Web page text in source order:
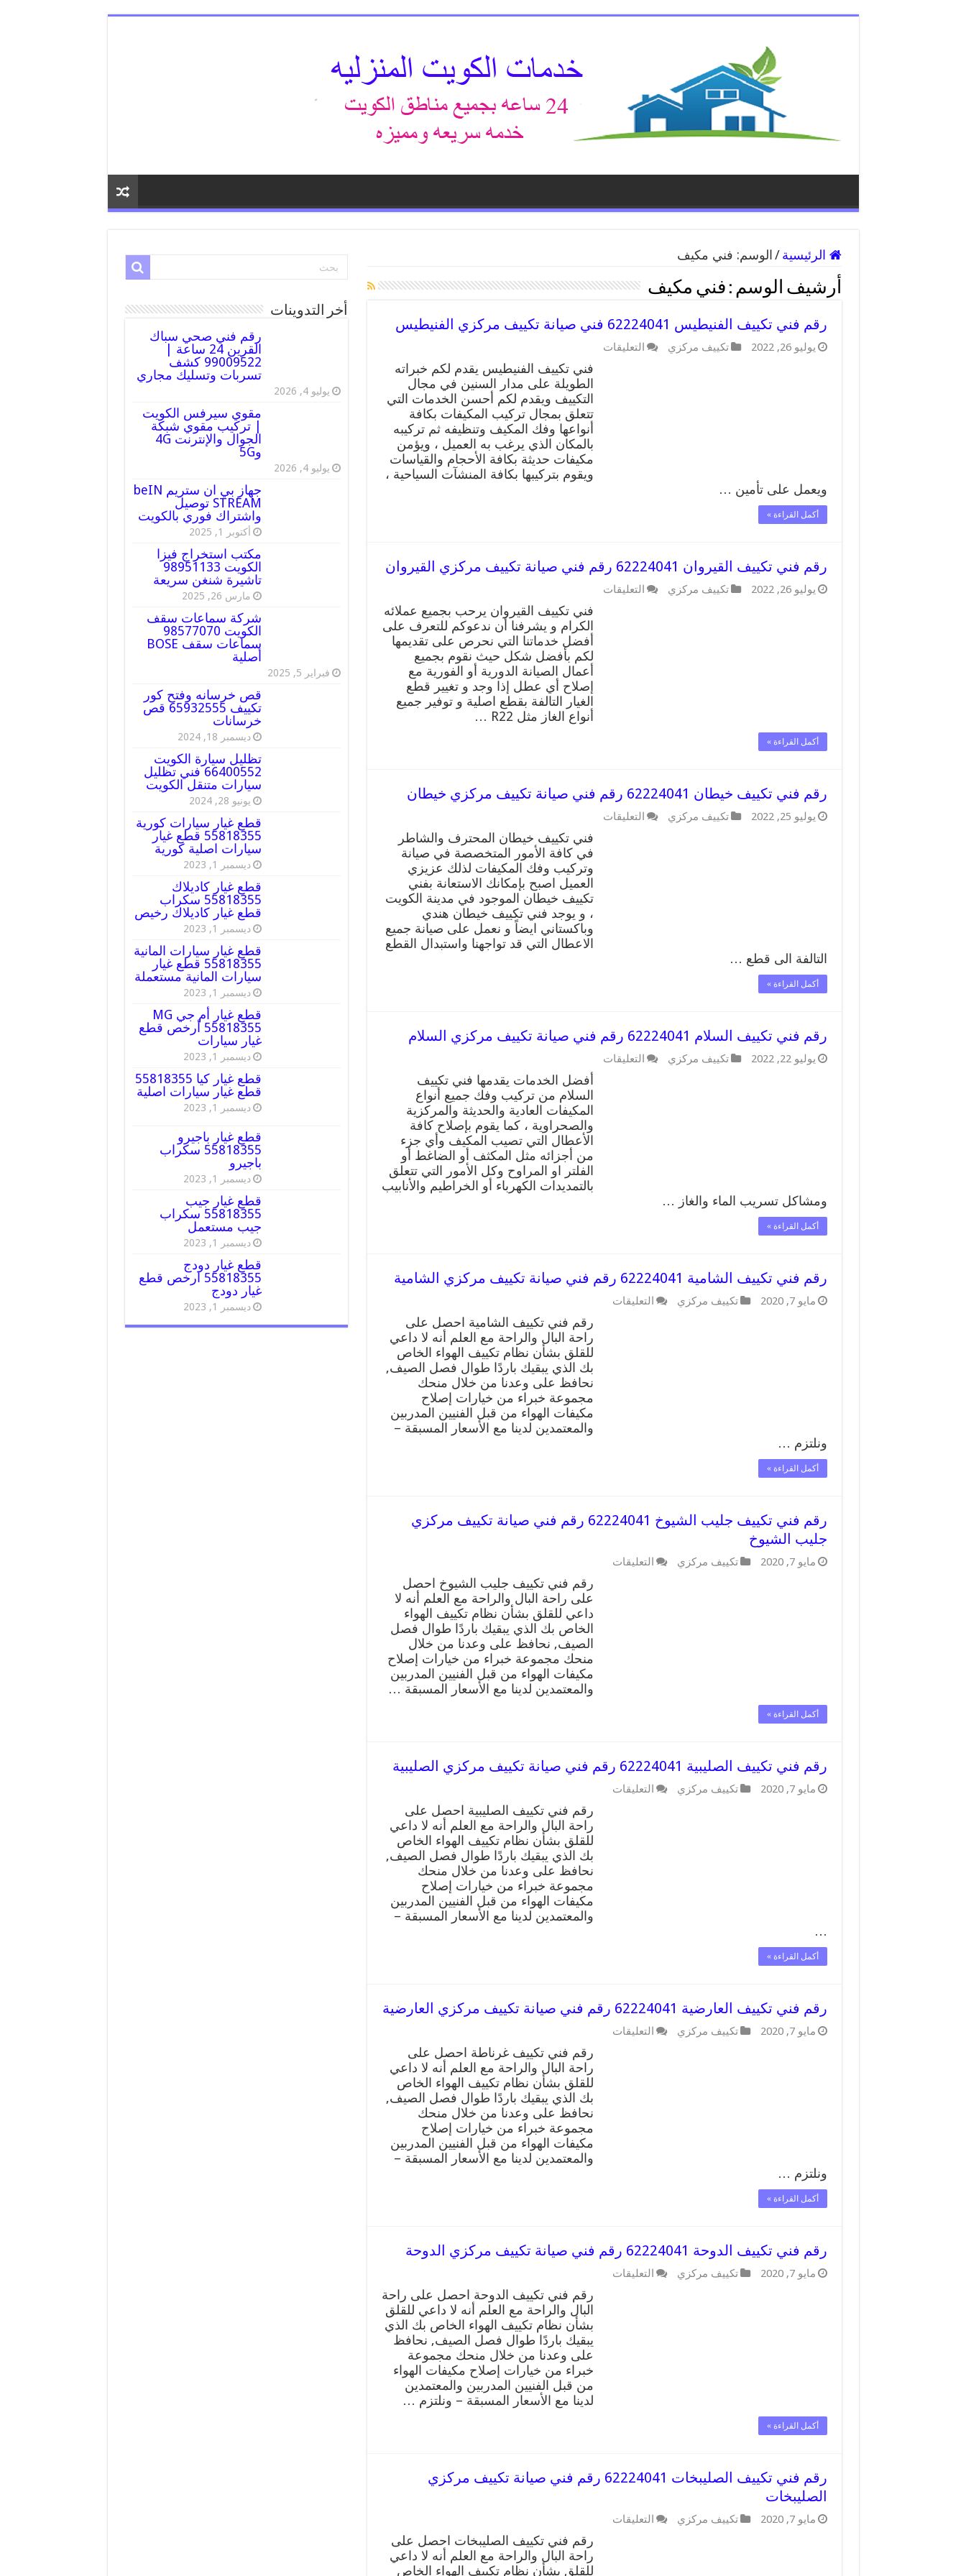
الرئيسية / الوسم: فني مكيف
أرشيف الوسم : فني مكيف
رقم فني تكييف الفنيطيس 62224041 فني صيانة تكييف مركزي الفنيطيس
يوليو 26, 2022 تكييف مركزي التعليقات
فني تكييف الفنيطيس يقدم لكم خبراته
الطويلة على مدار السنين في مجال
التكييف ويقدم لكم أحسن الخدمات التي
تتعلق بمجال تركيب المكيفات بكافة
أنواعها وفك المكيف وتنظيفه ثم تركيبه
بالمكان الذي يرغب به العميل ، ويؤمن
مكيفات حديثة بكافة الأحجام والقياسات
ويقوم بتركيبها بكافة المنشآت السياحية ،
ويعمل على تأمين …
أكمل القراءة »
رقم فني تكييف القيروان 62224041 رقم فني صيانة تكييف مركزي القيروان
يوليو 26, 2022 تكييف مركزي التعليقات
فني تكييف القيروان يرحب بجميع عملائه
الكرام و يشرفنا أن ندعوكم للتعرف على
أفضل خدماتنا التي نحرص على تقديمها
لكم بأفضل شكل حيث نقوم بجميع
أعمال الصيانة الدورية أو الفورية مع
إصلاح أي عطل إذا وجد و تغيير قطع
الغيار التالفة بقطع اصلية و توفير جميع
أنواع الغاز مثل R22 …
أكمل القراءة »
رقم فني تكييف خيطان 62224041 رقم فني صيانة تكييف مركزي خيطان
يوليو 25, 2022 تكييف مركزي التعليقات
فني تكييف خيطان المحترف والشاطر
في كافة الأمور المتخصصة في صيانة
وتركيب وفك المكيفات لذلك عزيزي
العميل اصبح بإمكانك الاستعانة بفني
تكييف خيطان الموجود في مدينة الكويت
، و يوجد فني تكييف خيطان هندي
وباكستاني ايضاً و نعمل على صيانة جميع
الاعطال التي قد تواجهنا واستبدال القطع
التالفة الى قطع …
أكمل القراءة »
رقم فني تكييف السلام 62224041 رقم فني صيانة تكييف مركزي السلام
يوليو 22, 2022 تكييف مركزي التعليقات
أفضل الخدمات يقدمها فني تكييف
السلام من تركيب وفك جميع أنواع
المكيفات العادية والحديثة والمركزية
والصحراوية ، كما يقوم بإصلاح كافة
الأعطال التي تصيب المكيف وأي جزء
من أجزائه مثل المكثف أو الضاغط أو
الفلتر او المراوح وكل الأمور التي تتعلق
بالتمديدات الكهرباء أو الخراطيم والأنابيب
ومشاكل تسريب الماء والغاز …
أكمل القراءة »
رقم فني تكييف الشامية 62224041 رقم فني صيانة تكييف مركزي الشامية
مايو 7, 2020 تكييف مركزي التعليقات
رقم فني تكييف الشامية احصل على
راحة البال والراحة مع العلم أنه لا داعي
للقلق بشأن نظام تكييف الهواء الخاص
بك الذي يبقيك باردًا طوال فصل الصيف,
نحافظ على وعدنا من خلال منحك
مجموعة خبراء من خيارات إصلاح
مكيفات الهواء من قبل الفنيين المدربين
والمعتمدين لدينا مع الأسعار المسبقة –
ونلتزم …
أكمل القراءة »
رقم فني تكييف جليب الشيوخ 62224041 رقم فني صيانة تكييف مركزي
جليب الشيوخ
مايو 7, 2020 تكييف مركزي التعليقات
رقم فني تكييف جليب الشيوخ احصل
على راحة البال والراحة مع العلم أنه لا
داعي للقلق بشأن نظام تكييف الهواء
الخاص بك الذي يبقيك باردًا طوال فصل
الصيف, نحافظ على وعدنا من خلال
منحك مجموعة خبراء من خيارات إصلاح
مكيفات الهواء من قبل الفنيين المدربين
والمعتمدين لدينا مع الأسعار المسبقة …
أكمل القراءة »
رقم فني تكييف الصليبية 62224041 رقم فني صيانة تكييف مركزي الصليبية
مايو 7, 2020 تكييف مركزي التعليقات
رقم فني تكييف الصليبية احصل على
راحة البال والراحة مع العلم أنه لا داعي
للقلق بشأن نظام تكييف الهواء الخاص
بك الذي يبقيك باردًا طوال فصل الصيف,
نحافظ على وعدنا من خلال منحك
مجموعة خبراء من خيارات إصلاح
مكيفات الهواء من قبل الفنيين المدربين
والمعتمدين لدينا مع الأسعار المسبقة –
…
أكمل القراءة »
رقم فني تكييف العارضية 62224041 رقم فني صيانة تكييف مركزي العارضية
مايو 7, 2020 تكييف مركزي التعليقات
رقم فني تكييف غرناطة احصل على
راحة البال والراحة مع العلم أنه لا داعي
للقلق بشأن نظام تكييف الهواء الخاص
بك الذي يبقيك باردًا طوال فصل الصيف,
نحافظ على وعدنا من خلال منحك
مجموعة خبراء من خيارات إصلاح
مكيفات الهواء من قبل الفنيين المدربين
والمعتمدين لدينا مع الأسعار المسبقة –
ونلتزم …
أكمل القراءة »
رقم فني تكييف الدوحة 62224041 رقم فني صيانة تكييف مركزي الدوحة
مايو 7, 2020 تكييف مركزي التعليقات
رقم فني تكييف الدوحة احصل على راحة
البال والراحة مع العلم أنه لا داعي للقلق
بشأن نظام تكييف الهواء الخاص بك الذي
يبقيك باردًا طوال فصل الصيف, نحافظ
على وعدنا من خلال منحك مجموعة
خبراء من خيارات إصلاح مكيفات الهواء
من قبل الفنيين المدربين والمعتمدين
لدينا مع الأسعار المسبقة – ونلتزم …
أكمل القراءة »
رقم فني تكييف الصليبخات 62224041 رقم فني صيانة تكييف مركزي
الصليبخات
مايو 7, 2020 تكييف مركزي التعليقات
رقم فني تكييف الصليبخات احصل على
راحة البال والراحة مع العلم أنه لا داعي
للقلق بشأن نظام تكييف الهواء الخاص
أخر التدوينات
رقم فني صحي سباك
القرين 24 ساعة |
99009522 كشف
تسربات وتسليك مجاري
يوليو 4, 2026
مقوي سيرفس الكويت
| تركيب مقوي شبكة
الجوال والإنترنت 4G
و5G
يوليو 4, 2026
جهاز بي ان ستريم beIN
STREAM توصيل
واشتراك فوري بالكويت
أكتوبر 1, 2025
مكتب استخراج فيزا
الكويت 98951133
تاشيرة شنغن سريعة
مارس 26, 2025
شركة سماعات سقف
الكويت 98577070
سماعات سقف BOSE
أصلية
فبراير 5, 2025
قص خرسانه وفتح كور
تكييف 65932555 قص
خرسانات
ديسمبر 18, 2024
تظليل سيارة الكويت
66400552 فني تظليل
سيارات متنقل الكويت
يونيو 28, 2024
قطع غيار سيارات كورية
55818355 قطع غيار
سيارات اصلية كورية
ديسمبر 1, 2023
قطع غيار كاديلاك
55818355 سكراب
قطع غيار كاديلاك رخيص
ديسمبر 1, 2023
قطع غيار سيارات المانية
55818355 قطع غيار
سيارات المانية مستعملة
ديسمبر 1, 2023
قطع غيار أم جي MG
55818355 أرخص قطع
غيار سيارات
ديسمبر 1, 2023
قطع غيار كيا 55818355
قطع غيار سيارات اصلية
ديسمبر 1, 2023
قطع غيار باجيرو
55818355 سكراب
باجيرو
ديسمبر 1, 2023
قطع غيار جيب
55818355 سكراب
جيب مستعمل
ديسمبر 1, 2023
قطع غيار دودج
55818355 ارخص قطع
غيار دودج
ديسمبر 1, 2023